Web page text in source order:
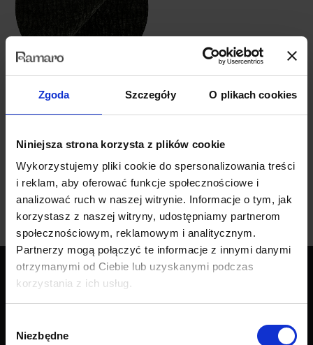
Zgoda Szczegóły O plikach cookies
Niniejsza strona korzysta z plików cookie
Wykorzystujemy pliki cookie do spersonalizowania treści
i reklam, aby oferować funkcje społecznościowe i
analizować ruch w naszej witrynie. Informacje o tym, jak
korzystasz z naszej witryny, udostępniamy partnerom
społecznościowym, reklamowym i analitycznym.
Partnerzy mogą połączyć te informacje z innymi danymi
otrzymanymi od Ciebie lub uzyskanymi podczas
korzystania z ich usług.
zgody
Niezbędne
Dress me 19
Produkty
Wszystkie produkty